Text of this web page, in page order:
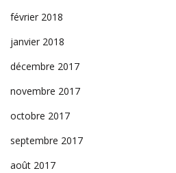
février 2018
janvier 2018
décembre 2017
novembre 2017
octobre 2017
septembre 2017
août 2017